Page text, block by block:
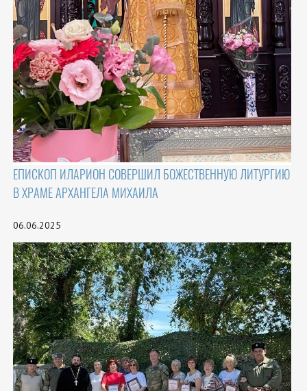
ЕПИСКОП ИЛАРИОН СОВЕРШИЛ БОЖЕСТВЕННУЮ ЛИТУРГИЮ
В ХРАМЕ АРХАНГЕЛА МИХАИЛА
06.06.2025